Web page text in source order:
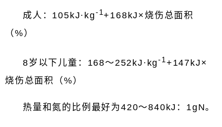
成人：105kJ·kg-1+168kJ×烧伤总面积
（%）
8岁以下儿童：168～252kJ·kg-1+147kJ×
烧伤总面积（%）
热量和氮的比例最好为420～840kJ：1gN。